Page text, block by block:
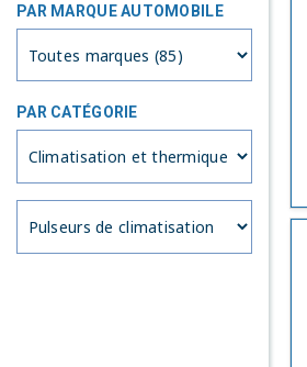
PAR MARQUE AUTOMOBILE
PAR CATÉGORIE